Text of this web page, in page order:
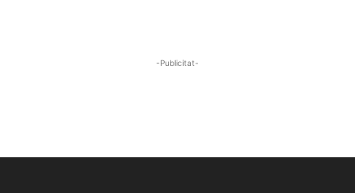
-Publicitat-